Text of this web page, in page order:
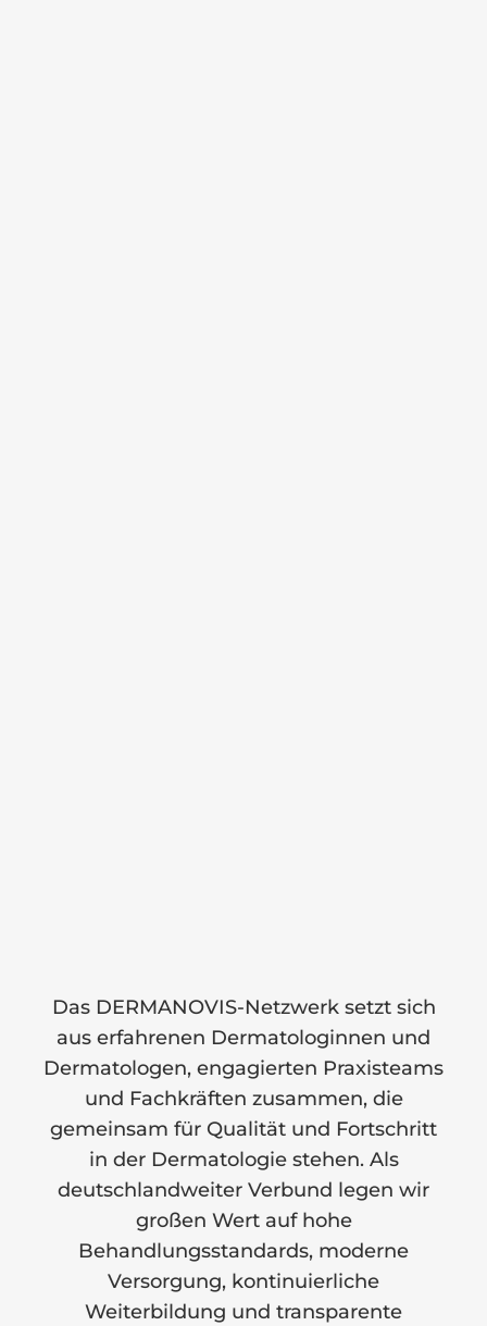
Das DERMANOVIS-Netzwerk setzt sich
aus erfahrenen Dermatologinnen und
Dermatologen, engagierten Praxisteams
und Fachkräften zusammen, die
gemeinsam für Qualität und Fortschritt
in der Dermatologie stehen. Als
deutschlandweiter Verbund legen wir
großen Wert auf hohe
Behandlungsstandards, moderne
Versorgung, kontinuierliche
Weiterbildung und transparente